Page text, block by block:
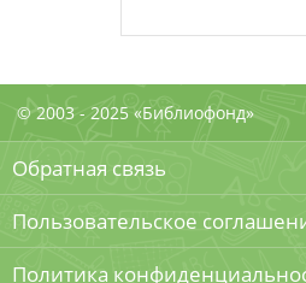
© 2003 - 2025 «Библиофонд»
Обратная связь
Пользовательское
Политика